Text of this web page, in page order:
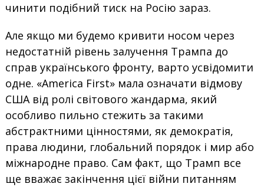
чинити подібний тиск на Росію зараз.
Але якщо ми будемо кривити носом через
недостатній рівень залучення Трампа до
справ українського фронту, варто усвідомити
одне. «America First» мала означати відмову
США від ролі світового жандарма, який
особливо пильно стежить за такими
абстрактними цінностями, як демократія,
права людини, глобальний порядок і мир або
міжнародне право. Сам факт, що Трамп все
ще вважає закінчення цієї війни питанням